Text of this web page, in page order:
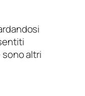
sono altri